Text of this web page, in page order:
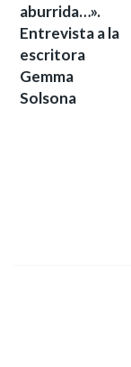
aburrida…».
Entrevista a la
escritora
Gemma
Solsona